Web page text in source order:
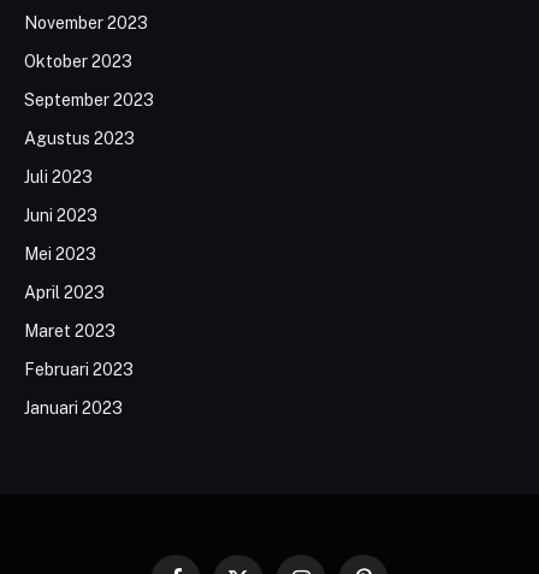
November 2023
Oktober 2023
September 2023
Agustus 2023
Juli 2023
Juni 2023
Mei 2023
April 2023
Maret 2023
Februari 2023
Januari 2023